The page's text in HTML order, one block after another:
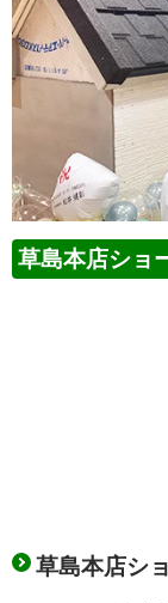
草島本店ショ
草島本店シ